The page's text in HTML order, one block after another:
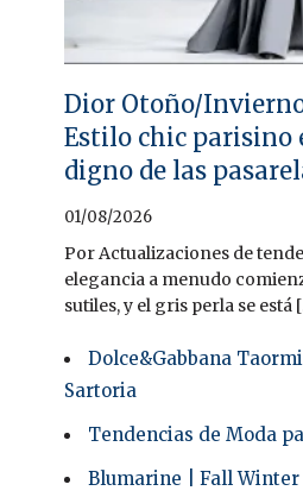
Dior Otoño/Invierno
Estilo chic parisino
digno de las
01/08/2026
Por Actualizaciones de
elegancia a menudo
sutiles, y el gris perla se está
Dolce&Gabbana
Sartoria
Tendencias de Moda
Blumarine | Fall